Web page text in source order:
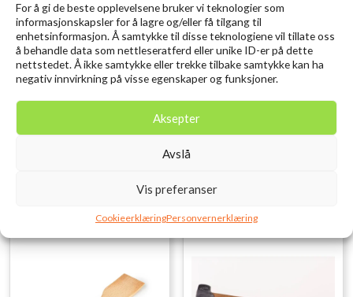
For å gi de beste opplevelsene bruker vi teknologier som
informasjonskapsler for å lagre og/eller få tilgang til
enhetsinformasjon. Å samtykke til disse teknologiene vil tillate oss
å behandle data som nettleseratferd eller unike ID-er på dette
nettstedet. Å ikke samtykke eller trekke tilbake samtykke kan ha
negativ innvirkning på visse egenskaper og funksjoner.
Aksepter
Avslå
Vis preferanser
CookieerklæringPersonvernerklæring
Gränsfors Bruks Stor
Skogsøks
kr1.999,00
Fauna Tarp Standard 3×3
pris
pris
kr 674,10.